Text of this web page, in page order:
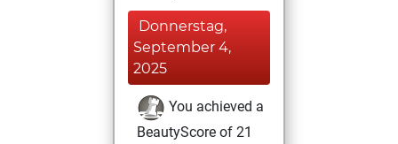
Donnerstag,
September 4,
2025
You achieved a
BeautyScore of 21